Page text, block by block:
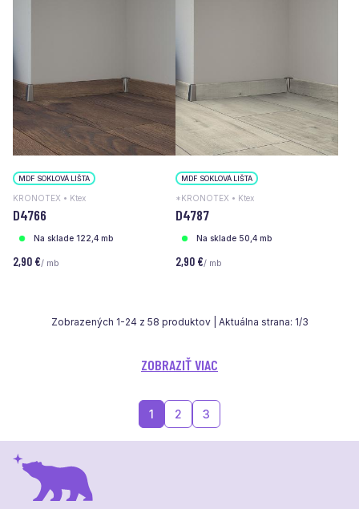
MDF SOKLOVÁ LIŠTA
KRONOTEX • Ktex
D4766
Na sklade 122,4 mb
2,90 €/ mb
MDF SOKLOVÁ LIŠTA
*KRONOTEX • Ktex
D4787
Na sklade 50,4 mb
2,90 €/ mb
Zobrazených 1-24z 58 produktov | Aktuálna strana: 1/3
ZOBRAZIŤ VIAC
1 2 3